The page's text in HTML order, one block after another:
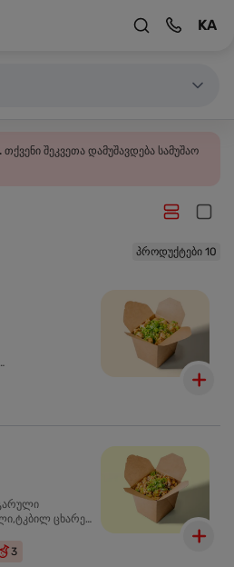
KA
შეკვეთა დამუშავდება სამუშაო
პროდუქტები 10
ცხარე
3